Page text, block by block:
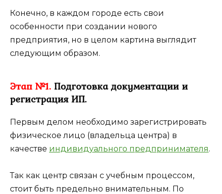
Конечно, в каждом городе есть свои
особенности при создании нового
предприятия, но в целом картина выглядит
следующим образом.
Этап №1. Подготовка документации и
регистрация ИП.
Первым делом необходимо зарегистрировать
физическое лицо (владельца центра) в
качестве индивидуального предпринимателя.
Так как центр связан с учебным процессом,
стоит быть предельно внимательным. По